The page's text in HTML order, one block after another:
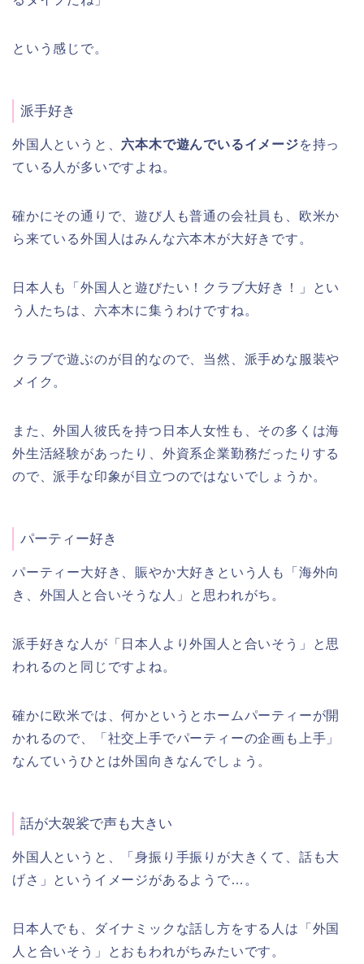
という感じで。
派手好き
外国人というと、 六本木で遊んでいるイメージを持っ
ている人が多いですよね。
確かにその通りで、遊び人も普通の会社員も、欧米か
ら来ている外国人はみんな六本木が大好きです。
日本人も「外国人と遊びたい！クラブ大好き！」とい
う人たちは、六本木に集うわけですね。
クラブで遊ぶのが目的なので、当然、派手めな服装や
メイク。
また、外国人彼氏を持つ日本人女性も、その多くは海
外生活経験があったり、外資系企業勤務だったりする
ので、派手な印象が目立つのではないでしょうか。
パーティー好き
パーティー大好き、賑やか大好きという人も「海外向
き、外国人と合いそうな人」と思われがち。
派手好きな人が「日本人より外国人と合いそう」と思
われるのと同じですよね。
確かに欧米では、何かというとホームパーティーが開
かれるので、「社交上手でパーティーの企画も上手」
なんていうひとは外国向きなんでしょう。
話が大袈裟で声も大きい
外国人というと、「身振り手振りが大きくて、話も大
げさ」というイメージがあるようで…。
日本人でも、ダイナミックな話し方をする人は「外国
人と合いそう」とおもわれがちみたいです。